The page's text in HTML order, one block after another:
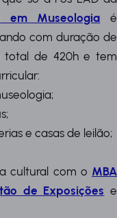
em Museologia
é
com duração de
total de 420h e tem
e casas de leilão;
cultural com o MBA
de Exposições e